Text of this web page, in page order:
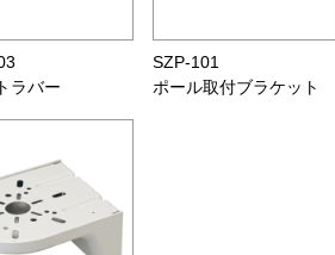
ラバー
SZP-101
ポール取付ブラケット